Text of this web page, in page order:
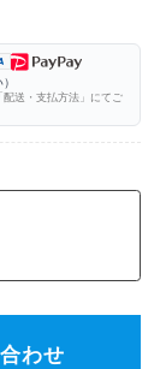
送・支払方法」にてご
わせ